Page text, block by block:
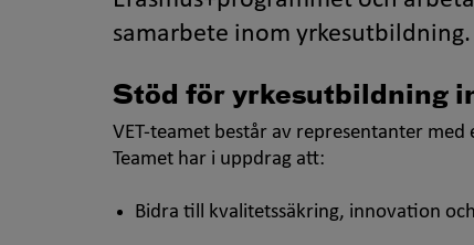
samarbete inom yrkesutbildning.
Stöd för yrkesutbildning
VET-teamet består av representanter
Teamet har i uppdrag att:
Bidra till kvalitetssäkring, innovation